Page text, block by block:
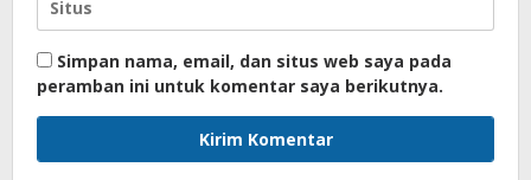
Simpan nama, email, dan situs web saya pada
peramban ini untuk komentar saya berikutnya.